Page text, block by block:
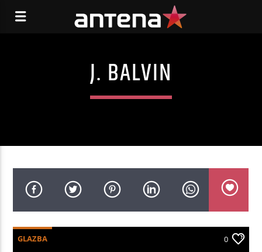
J. BALVIN
GLAZBA 0